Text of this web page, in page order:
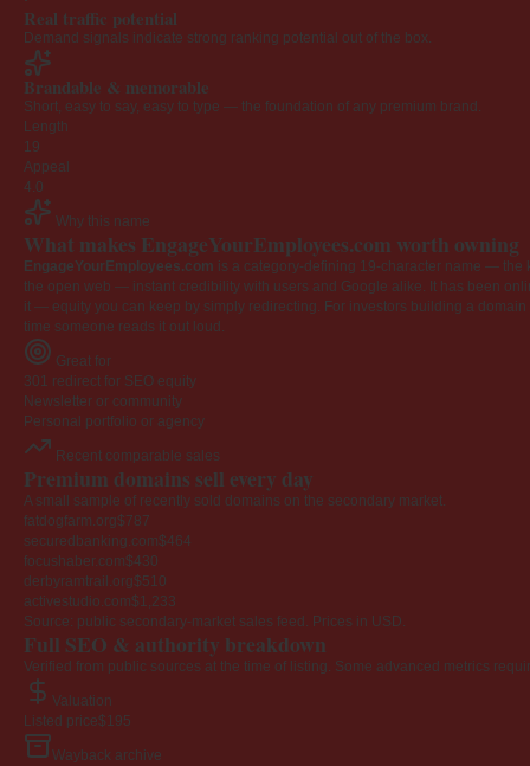
Real traffic potential
Demand signals indicate strong ranking potential out of the box.
Brandable & memorable
Short, easy to say, easy to type — the foundation of any premium brand.
Length
19
Appeal
4.0
Why this name
What makes EngageYourEmployees.com worth owning
EngageYourEmployees.com is a category-defining 19-character name — the
the open web — instant credibility with users and Google alike. It has been
it — equity you can keep by simply redirecting. For investors building a
time someone reads it out loud.
Great for
301 redirect for SEO equity
Newsletter or community
Personal portfolio or agency
Recent comparable sales
Premium domains sell every day
A small sample of recently sold domains on the secondary market.
fatdogfarm.org$787
securedbanking.com$464
focushaber.com$430
derbyramtrail.org$510
activestudio.com$1,233
Source: public secondary-market sales feed. Prices in USD.
Full SEO & authority breakdown
Verified from public sources at the time of listing. Some advanced metrics
Valuation
Listed price$195
Wayback archive